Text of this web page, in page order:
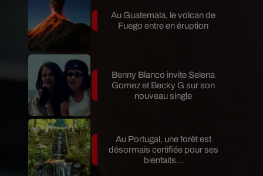
Au Guatemala, le volcan de
Fuego entre en éruption
Benny Blanco invite Selena
Gomez et Becky G sur son
nouveau single
Au Portugal, une forêt est
désormais certifiée pour ses
bienfaits...